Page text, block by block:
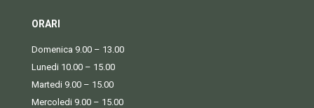
ORARI
Domenica 9.00 – 13.00
Lunedi 10.00 – 15.00
Martedi 9.00 – 15.00
Mercoledi 9.00 – 15.00